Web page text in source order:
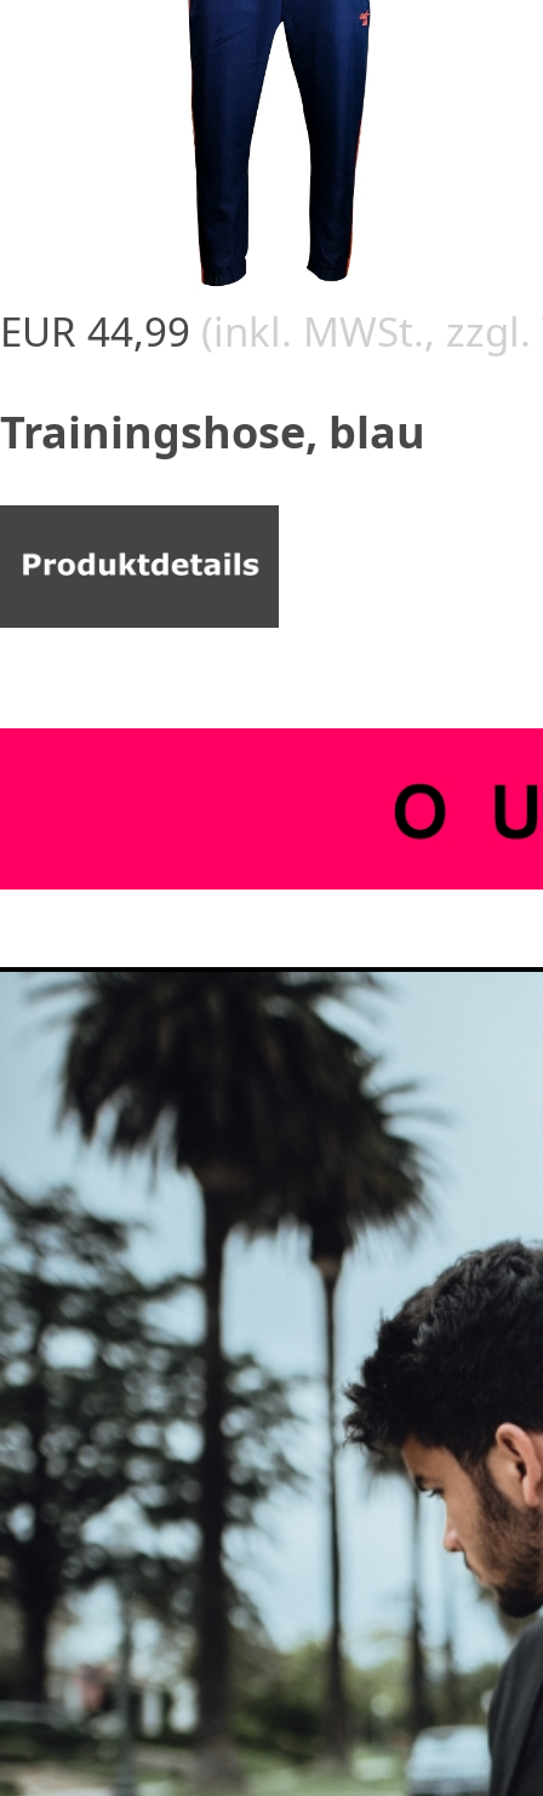
EUR 44,99 (inkl. MWSt.,
Trainingshose, blau